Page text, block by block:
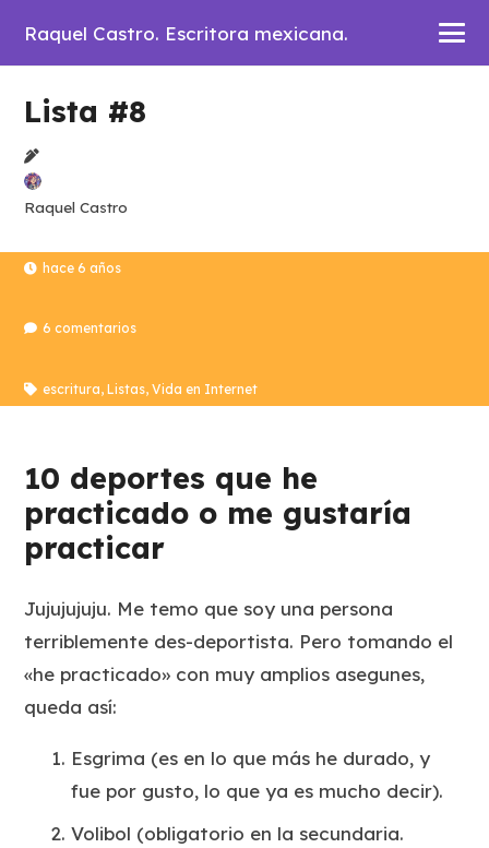
Raquel Castro. Escritora mexicana.
Lista #8
Raquel Castro
hace 6 años
6comentarios
escritura,Listas,Vida en Internet
10 deportes que he
practicado o me gustaría
practicar
Jujujujuju. Me temo que soy una persona
terriblemente des-deportista. Pero tomando el
«he practicado» con muy amplios asegunes,
queda así:
Esgrima (es en lo que más he durado, y
fue por gusto, lo que ya es mucho decir).
Volibol (obligatorio en la secundaria.